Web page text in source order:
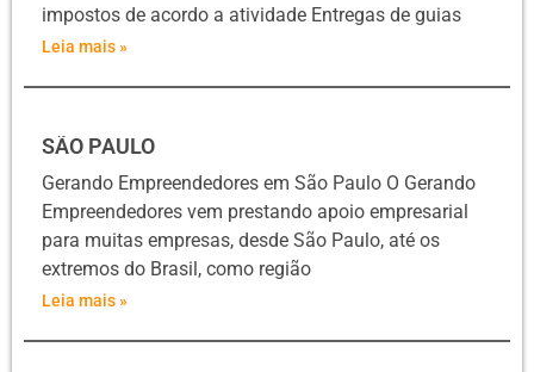
impostos de acordo a atividade Entregas de guias
Leia mais »
SÃO PAULO
Gerando Empreendedores em São Paulo O Gerando
Empreendedores vem prestando apoio empresarial
para muitas empresas, desde São Paulo, até os
extremos do Brasil, como região
Leia mais »